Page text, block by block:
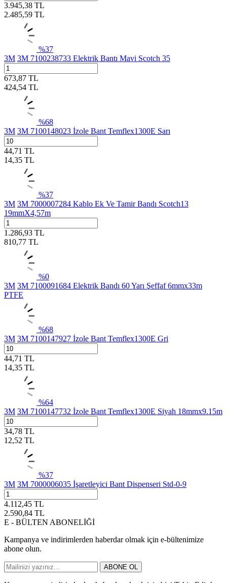
3.945,38 TL
2.485,59 TL
%37
3M 3M 7100238733 Elektrik Bantı Mavi Scotch 35
673,87 TL
424,54 TL
%68
3M 3M 7100148023 İzole Bant Temflex1300E Sarı
44,71 TL
14,35 TL
%37
3M 3M 7000007284 Kablo Ek Ve Tamir Bandı Scotch13
19mmX4,57m
1.286,93 TL
810,77 TL
%0
3M 3M 7100091684 Elektrik Bandı 60 Yarı Şeffaf 6mmx33m
PTFE
%68
3M 3M 7100147927 İzole Bant Temflex1300E Gri
44,71 TL
14,35 TL
%64
3M 3M 7100147732 İzole Bant Temflex1300E Siyah 18mmx9.15m
34,78 TL
12,52 TL
%37
3M 3M 7000006035 İşaretleyici Bant Dispenseri Std-0-9
4.112,45 TL
2.590,84 TL
E - BÜLTEN ABONELİĞİ
Kampanya ve indirimlerden haberdar olmak için e-bültenimize
abone olun.
ABONE OL